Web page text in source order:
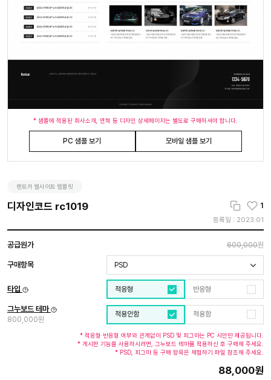
* 샘플에 적용된 회사소개, 연혁 등 디자인 상세페이지는 별도로 구매하셔야 합니다.
PC 샘플 보기 모바일 샘플 보기
렌트카 웹사이트 템플릿
디자인코드 rc1019 1
등록일 : 2023.01
공급원가 600,000원
구매항목 PSD
타입 적응형 반응형
그누보드 테마
800,000원
적용안함 적용함
* 적응형·반응형 여부와 관계없이 PSD 및 피그마는 PC 시안만 제공됩니다.
* 게시판 기능을 사용하시려면, 그누보드 테마를 적용하신 후 구매해 주세요.
* PSD, 피그마 등 구매 항목은 체험하기 파일 참조해 주세요.
88,000원